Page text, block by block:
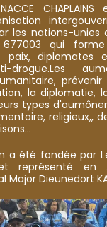
les nations-unies
qui
paix, diplomates
drogue.Les
la diplomatie,
types
religieux,,
a été fondée par
et représenté
Dieunedort